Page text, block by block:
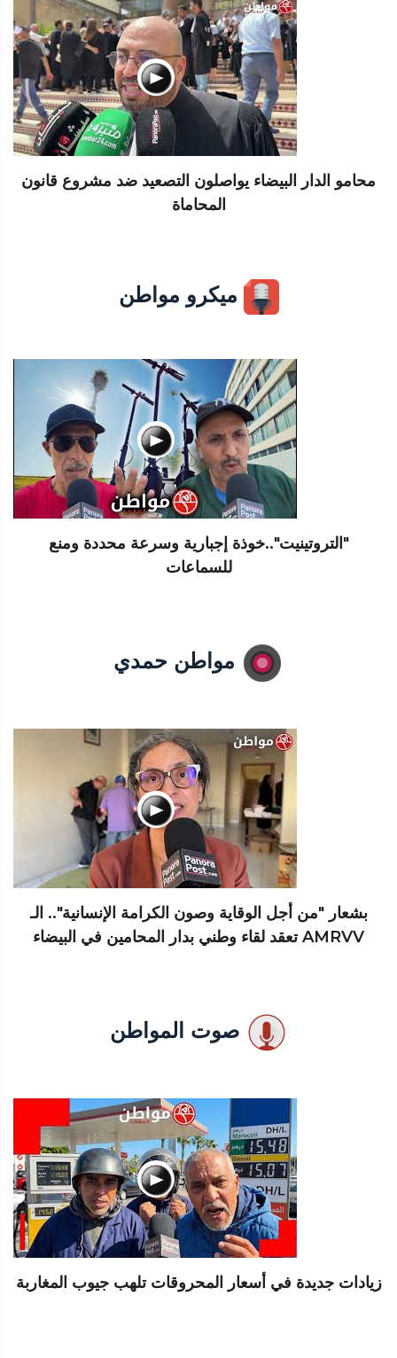
محامو الدار البيضاء يواصلون التصعيد ضد مشروع قانون
المحاماة
ميكرو مواطن
"التروتينيت"..خوذة إجبارية وسرعة محددة ومنع
للسماعات
مواطن حمدي
بشعار "من أجل الوقاية وصون الكرامة الإنسانية".. الـ
AMRVV تعقد لقاء وطني بدار المحامين في البيضاء
صوت المواطن
زيادات جديدة في أسعار المحروقات تلهب جيوب المغاربة